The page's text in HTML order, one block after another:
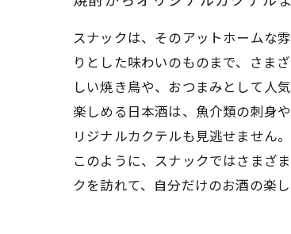
スナックは、そのアットホームな
りとした味わいのものまで、さま
しい焼き鳥や、おつまみとして人
楽しめる日本酒は、魚介類の刺身
リジナルカクテルも見逃せません
このように、スナックではさまざ
クを訪れて、自分だけのお酒の楽